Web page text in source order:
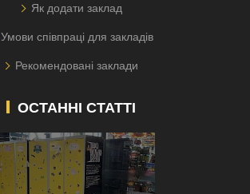
Як додати заклад
Умови співпраці для закладів
Рекомендовані заклади
ОСТАННІ СТАТТІ